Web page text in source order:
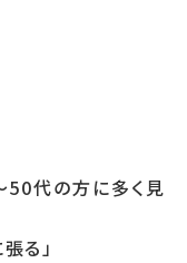
50代の方に多く見
る」